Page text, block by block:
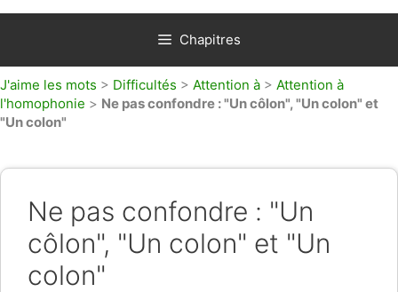
Chapitres
J'aime les mots > Difficultés > Attention à > Attention à
l'homophonie > Ne pas confondre : "Un côlon", "Un colon" et
"Un colon"
Ne pas confondre : "Un
côlon", "Un colon" et "Un
colon"